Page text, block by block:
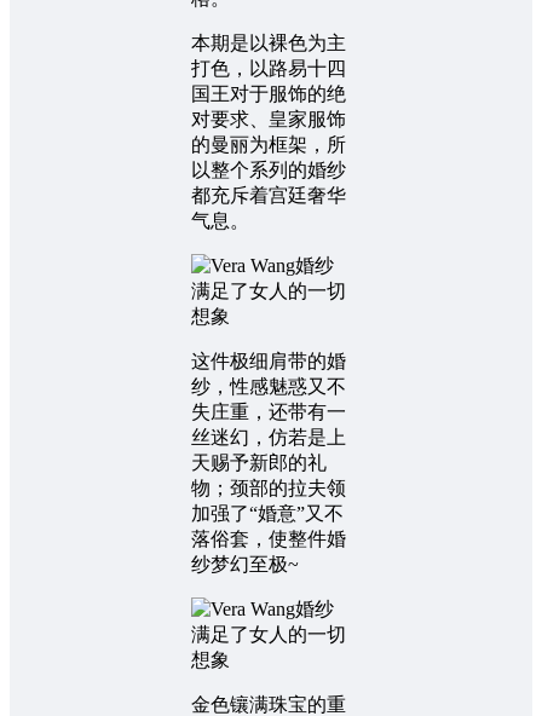
本期是以裸色为主
打色，以路易十四
国王对于服饰的绝
对要求、皇家服饰
的曼丽为框架，所
以整个系列的婚纱
都充斥着宫廷奢华
气息。
这件极细肩带的婚
纱，性感魅惑又不
失庄重，还带有一
丝迷幻，仿若是上
天赐予新郎的礼
物；颈部的拉夫领
加强了“婚意”又不
落俗套，使整件婚
纱梦幻至极~
金色镶满珠宝的重